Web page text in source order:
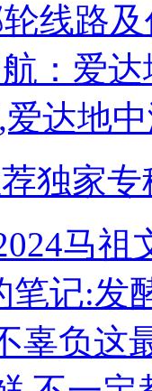
线路
：爱
爱达地
独家专
马祖
笔记:发
辜负这